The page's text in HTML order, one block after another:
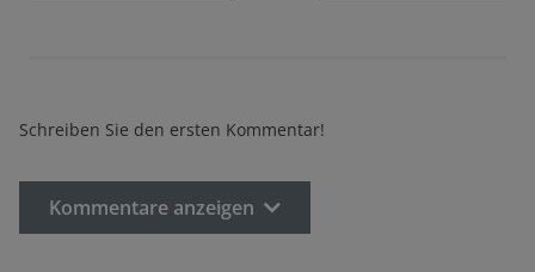
Schreiben Sie den ersten Kommentar!
Kommentare anzeigen